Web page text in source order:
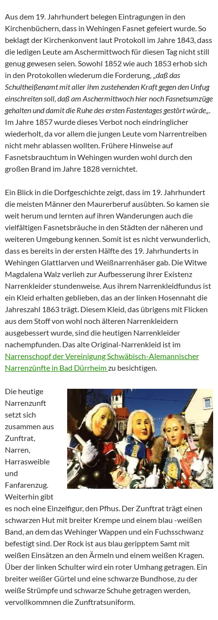
Aus dem 19. Jahrhundert belegen Eintragungen in den
Kirchenbüchern, dass in Wehingen Fasnet gefeiert wurde. So
beklagt der Kirchenkonvent laut Protokoll im Jahre 1843, dass
die ledigen Leute am Aschermittwoch für diesen Tag nicht still
genug gewesen seien. Sowohl 1852 wie auch 1853 erhob sich
in den Protokollen wiederum die Forderung, „daß das
Schultheißenamt mit aller ihm zustehenden Kraft gegen den Unfug
einschreiten soll, daß am Aschermittwoch hier noch Fasnetsumzüge
gehalten und damit die Ruhe des ersten Fastentages gestört würde„.
Im Jahre 1857 wurde dieses Verbot noch eindringlicher
wiederholt, da vor allem die jungen Leute vom Narrentreiben
nicht mehr ablassen wollten. Frühere Hinweise auf
Fasnetsbrauchtum in Wehingen wurden wohl durch den
großen Brand im Jahre 1828 vernichtet.
Ein Blick in die Dorfgeschichte zeigt, dass im 19. Jahrhundert
die meisten Männer den Maurerberuf ausübten. So kamen sie
weit herum und lernten auf ihren Wanderungen auch die
vielfältigen Fasnetsbräuche in den Städten der näheren und
weiteren Umgebung kennen. Somit ist es nicht verwunderlich,
dass es bereits in der ersten Hälfte des 19. Jahrhunderts in
Wehingen Glattlarven und Weißnarrenhäser gab. Die Witwe
Magdalena Walz verlieh zur Aufbesserung ihrer Existenz
Narrenkleider stundenweise. Aus ihrem Narrenkleidfundus ist
ein Kleid erhalten geblieben, das an der linken Hosennaht die
Jahreszahl 1863 trägt. Diesem Kleid, das übrigens mit Flicken
aus dem Stoff von wohl noch älteren Narrenkleidern
ausgebessert wurde, sind die heutigen Narrenkleider
nachempfunden. Das alte Original-Narrenkleid ist im
Narrenschopf der Vereinigung Schwäbisch-Alemannischer
Narrenzünfte in Bad Dürrheimzu besichtigen.
Die heutige
Narrenzunft
setzt sich
zusammen aus
Zunftrat,
Narren,
Harrasweible
und
Fanfarenzug.
Weiterhin gibt
es noch eine Einzelfigur, den Pfhus. Der Zunftrat trägt einen
schwarzen Hut mit breiter Krempe und einem blau -weißen
Band, an dem das Wehinger Wappen und ein Fuchsschwanz
befestigt sind. Der Rock ist aus blau geripptem Samt mit
weißen Einsätzen an den Ärmeln und einem weißen Kragen.
Über der linken Schulter wird ein roter Umhang getragen. Ein
breiter weißer Gürtel und eine schwarze Bundhose, zu der
weiße Strümpfe und schwarze Schuhe getragen werden,
vervollkommnen die Zunftratsuniform.